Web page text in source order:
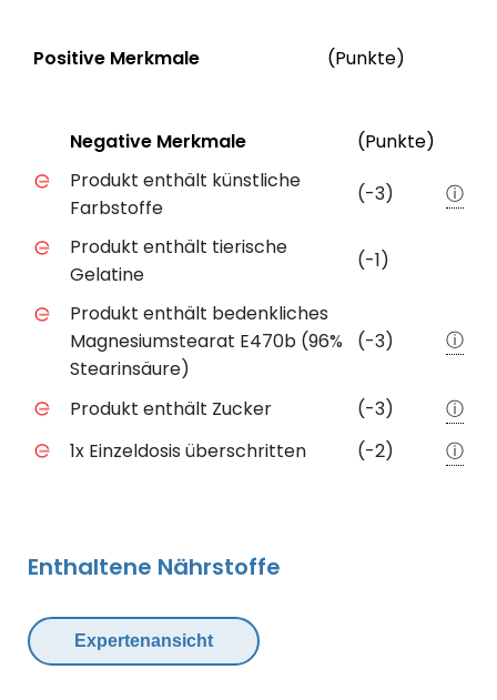
Status
Positive Merkmale (Punkte)
Negative Merkmale des Produkts mit Punkteabzug
StatusNegative Merkmale (Punkte)
Produkt enthält künstliche
Farbstoffe
(-3) ⓘ
Produkt enthält tierische
Gelatine
(-1)
Produkt enthält bedenkliches
Magnesiumstearat E470b (96%
Stearinsäure)
(-3) ⓘ
Produkt enthält Zucker (-3)
ⓘ
1x Einzeldosis überschritten
(-2) ⓘ
Enthaltene Nährstoffe
Expertenansicht